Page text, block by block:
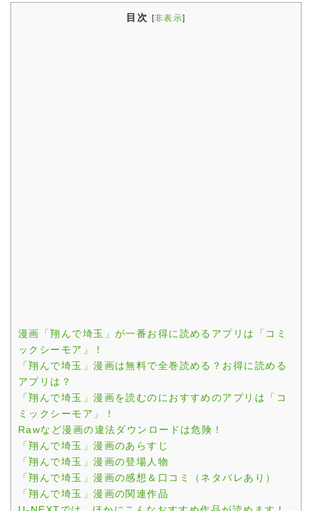
目次 [非表示]
漫画「翔んで埼玉」が一番お得に読めるアプリは「コミ
ックシーモア」！
「翔んで埼玉」漫画は無料で全巻読める？お得に読める
アプリは？
「翔んで埼玉」漫画を読むのにおすすめのアプリは「コ
ミックシーモア」！
Rawなど漫画の違法ダウンロードは危険！
「翔んで埼玉」漫画のあらすじ
「翔んで埼玉」漫画の登場人物
「翔んで埼玉」漫画の感想＆口コミ（ネタバレあり）
「翔んで埼玉」漫画の関連作品